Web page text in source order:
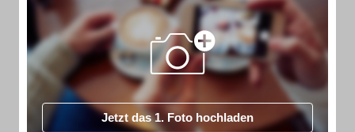
Jetzt das 1. Foto hochladen